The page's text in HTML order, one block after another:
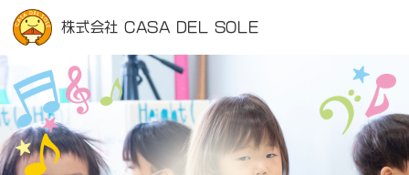
株式会社 CASA DEL SOLE